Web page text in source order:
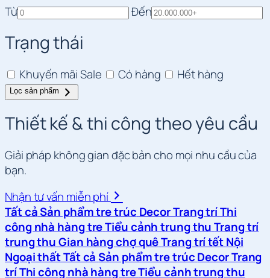
Từ Đến
Trạng thái
Khuyến mãiSale Có hàng Hết hàng
Lọc sản phẩm
Thiết kế & thi công theo yêu cầu
Giải pháp không gian đặc bản cho mọi nhu cầu của
bạn.
Nhận tư vấn miễn phí
Tất cảSản phẩm tre trúc Decor Trang tríThi
công nhà hàng treTiểu cảnh trung thu Trang trí
trung thuGian hàng chợ quêTrang trí tếtNội
Ngoại thấtTất cả Sản phẩm tre trúcDecor Trang
tríThi công nhà hàng treTiểu cảnh trung thu